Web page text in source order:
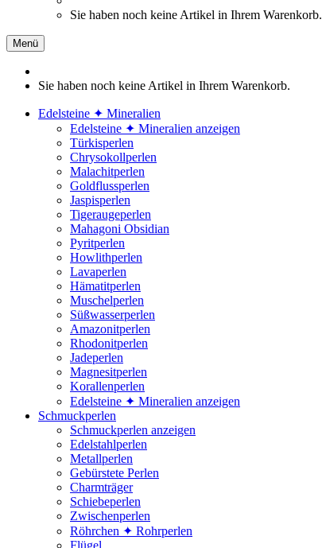
Sie haben noch keine Artikel in Ihrem Warenkorb.
Menü
Sie haben noch keine Artikel in Ihrem Warenkorb.
Edelsteine ✦ Mineralien
Edelsteine ✦ Mineralien anzeigen
Türkisperlen
Chrysokollperlen
Malachitperlen
Goldflussperlen
Jaspisperlen
Tigeraugeperlen
Mahagoni Obsidian
Pyritperlen
Howlithperlen
Lavaperlen
Hämatitperlen
Muschelperlen
Süßwasserperlen
Amazonitperlen
Rhodonitperlen
Jadeperlen
Magnesitperlen
Korallenperlen
Edelsteine ✦ Mineralien anzeigen
Schmuckperlen
Schmuckperlen anzeigen
Edelstahlperlen
Metallperlen
Gebürstete Perlen
Charmträger
Schiebeperlen
Zwischenperlen
Röhrchen ✦ Rohrperlen
Flügel